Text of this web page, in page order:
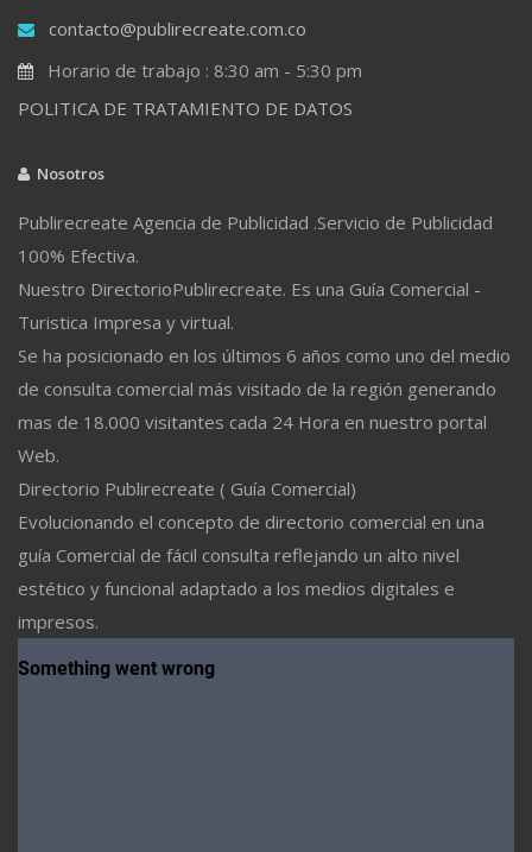
contacto@publirecreate.com.co
Horario de trabajo : 8:30 am - 5:30 pm
POLITICA DE TRATAMIENTO DE DATOS
Nosotros
Publirecreate Agencia de Publicidad .Servicio de Publicidad
100% Efectiva.
Nuestro DirectorioPublirecreate. Es una Guía Comercial -
Turistica Impresa y virtual.
Se ha posicionado en los últimos 6 años como uno del medio
de consulta comercial más visitado de la región generando
mas de 18.000 visitantes cada 24 Hora en nuestro portal
Web.
Directorio Publirecreate ( Guía Comercial)
Evolucionando el concepto de directorio comercial en una
guía Comercial de fácil consulta reflejando un alto nivel
estético y funcional adaptado a los medios digitales e
impresos.